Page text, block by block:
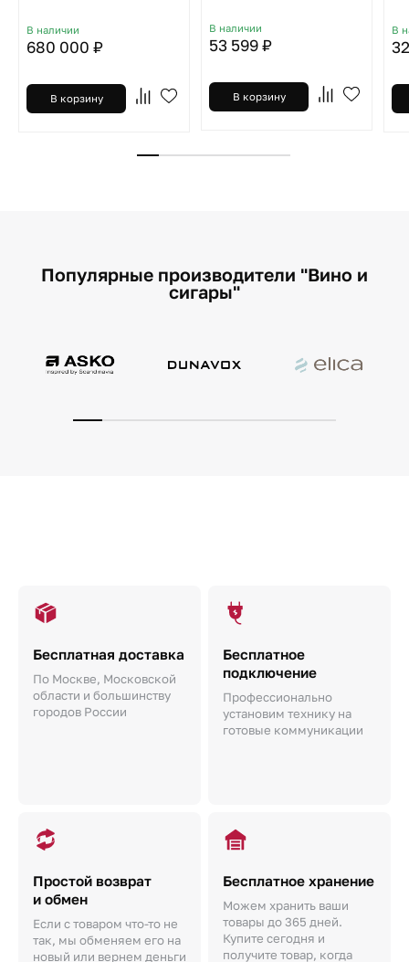
В наличии
680 000 ₽
В корзину
В наличии
53 599 ₽
В корзину
В
Популярные производители "Вино и
сигары"
Бесплатная доставка
По Москве, Московской
области и большинству
городов России
Бесплатное
подключение
Профессионально
установим технику на
готовые коммуникации
Простой возврат
и обмен
Если с товаром что-то не
так, мы обменяем его на
новый или вернем деньги
Бесплатное хранение
Можем хранить ваши
товары до 365 дней.
Купите сегодня и
получите товар, когда